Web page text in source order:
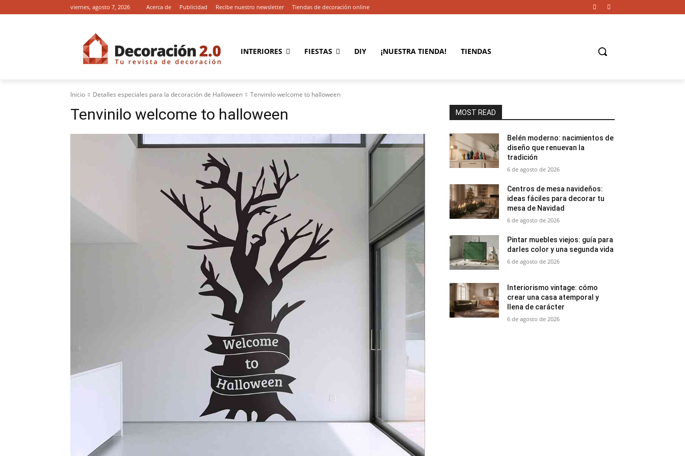
viernes, agosto 7, 2026 Acerca de Publicidad Recibe nuestro newsletter Tiendas de decoración online
INTERIORES FIESTAS DIY ¡NUESTRA TIENDA! TIENDAS
Inicio Detalles especiales para la decoración de Halloween Tenvinilo welcome to halloween
Tenvinilo welcome to halloween MOST READ
Belén moderno: nacimientos de
diseño que renuevan la
tradición
6 de agosto de 2026
Centros de mesa navideños:
ideas fáciles para decorar tu
mesa de Navidad
6 de agosto de 2026
Pintar muebles viejos: guía para
darles color y una segunda vida
6 de agosto de 2026
Interiorismo vintage: cómo
crear una casa atemporal y
llena de carácter
6 de agosto de 2026